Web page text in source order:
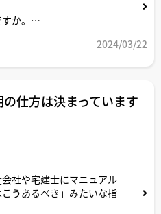
か。
長さは何メートルです2024/03/22
仕方は決まっています
社や宅建士にマニュアル
うあるべき」みたいな指